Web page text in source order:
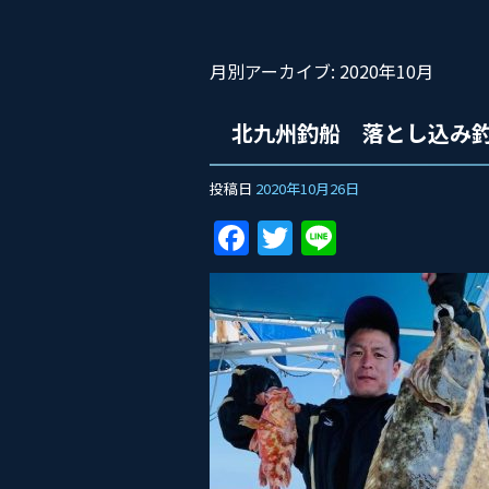
月別アーカイブ: 2020年10月
北九州釣船 落とし込み
投稿日 2020年10月26日
F
a
c
e
b
o
o
T
w
itt
er
n
e